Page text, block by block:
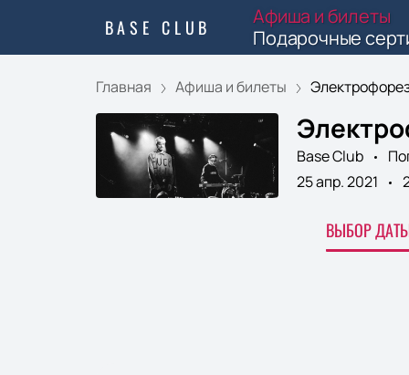
BASE CLUB
Афиша и билеты
Подарочные
Главная Афиша и билеты
Base Club
25 апр. 2021
ВЫБОР